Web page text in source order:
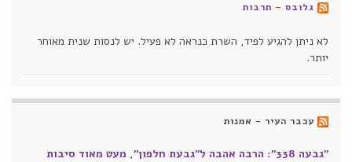
גלובס – תרבות
לא ניתן להגיע לפיד, השרת כנראה לא פעיל. יש לנסות שנית מאוחר
יותר.
עכבר העיר - אמנות
"גבעה 338": הרבה אהבה ל"גבעת חלפון", מעט מאוד סיבות